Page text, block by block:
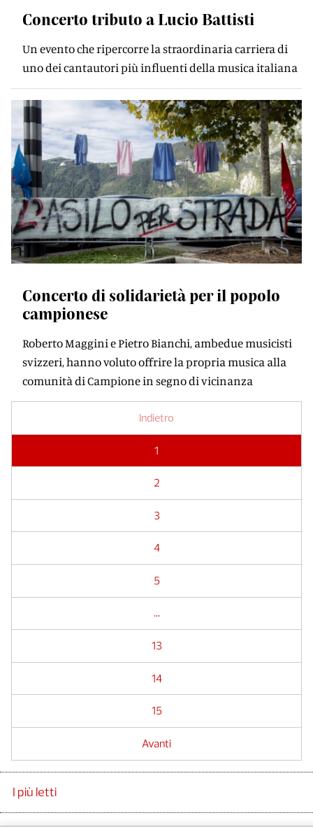
Concerto tributo a Lucio Battisti
Un evento che ripercorre la straordinaria carriera di
uno dei cantautori più influenti della musica italiana
Concerto di solidarietà per il popolo
campionese
Roberto Maggini e Pietro Bianchi, ambedue musicisti
svizzeri, hanno voluto offrire la propria musica alla
comunità di Campione in segno di vicinanza
Indietro
1
2
3
4
5
...
13
14
15
Avanti
I più letti